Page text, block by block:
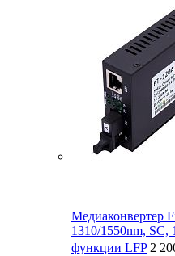
Медиаконвертер
1310/1550nm, SC,
функции LFP 2